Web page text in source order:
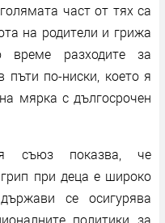
част от тях са
на родители и грижа
разходите за
пъти по-ниски, което я
мярка с дългосрочен
съюз показва, че
при деца е широко
се осигурява
политики за